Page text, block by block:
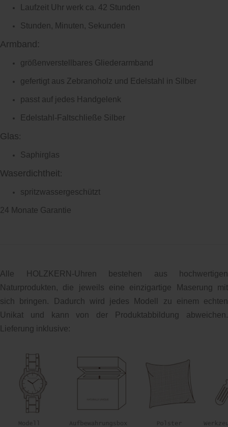
Laufzeit Uhr werk ca. 42 Stunden
Stunden, Minuten, Sekunden
Armband:
größenverstellbares Gliederarmband
gefertigt aus Zebranoholz und Edelstahl in Silber
passt auf jedes Handgelenk
Edelstahl-Faltschließe Silber
Glas:
Saphirglas
Waserdichtheit:
spritzwassergeschützt
24 Monate Garantie
Alle HOLZKERN-Uhren bestehen aus hochwertigen
Naturprodukten, die jeweils eine einzigartige Maserung mit
sich bringen. Dadurch wird jedes Modell zu einem echten
Unikat und kann von der Produktabbildung abweichen.
Lieferung inklusive: